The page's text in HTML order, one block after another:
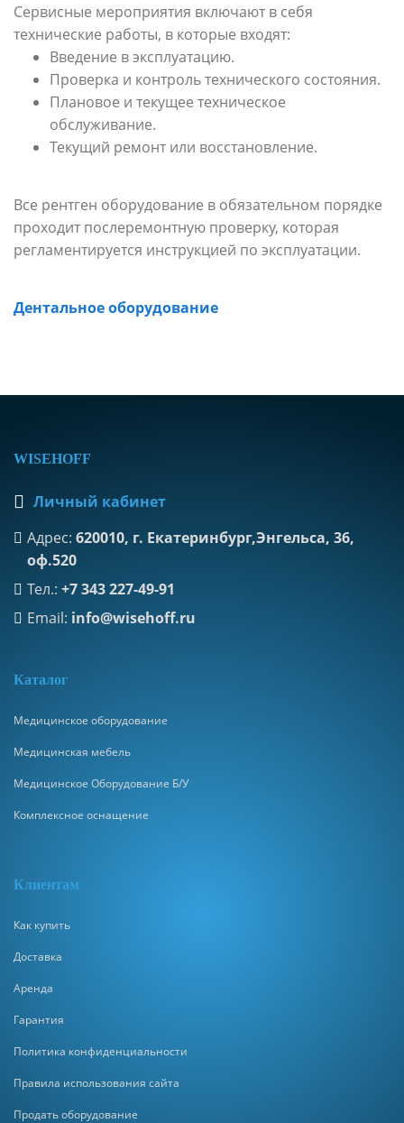
Сервисные мероприятия включают в себя
технические работы, в которые входят:
Введение в эксплуатацию.
Проверка и контроль технического состояния.
Плановое и текущее техническое
обслуживание.
Текущий ремонт или восстановление.
Все рентген оборудование в обязательном порядке
проходит послеремонтную проверку, которая
регламентируется инструкцией по эксплуатации.
Дентальное оборудование
WISEHOFF
Личный кабинет
Адрес: 620010, г. Екатеринбург,Энгельса, 36,
оф.520
Тел.: +7 343 227-49-91
Email: info@wisehoff.ru
Каталог
Медицинское оборудование
Медицинская мебель
Медицинское Оборудование Б/У
Комплексное оснащение
Клиентам
Как купить
Доставка
Аренда
Гарантия
Политика конфиденциальности
Правила использования сайта
Продать оборудование